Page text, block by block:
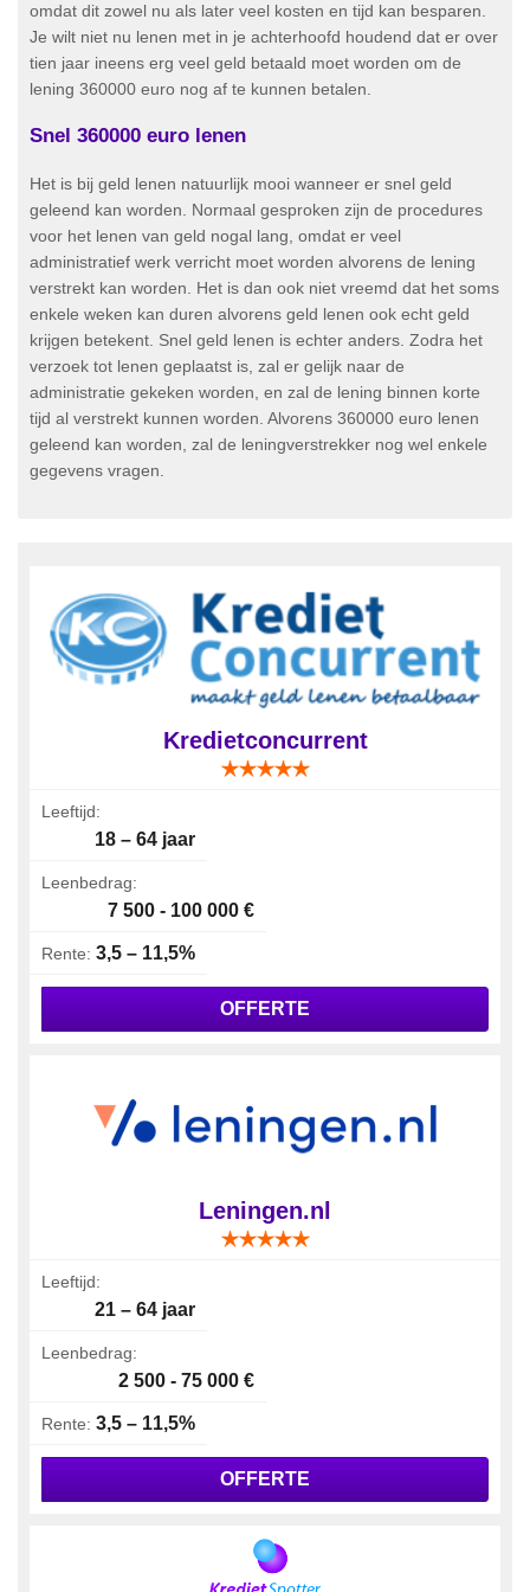
omdat dit zowel nu als later veel kosten en tijd kan besparen.
Je wilt niet nu lenen met in je achterhoofd houdend dat er over
tien jaar ineens erg veel geld betaald moet worden om de
lening 360000 euro nog af te kunnen betalen.
Snel 360000 euro lenen
Het is bij geld lenen natuurlijk mooi wanneer er snel geld
geleend kan worden. Normaal gesproken zijn de procedures
voor het lenen van geld nogal lang, omdat er veel
administratief werk verricht moet worden alvorens de lening
verstrekt kan worden. Het is dan ook niet vreemd dat het soms
enkele weken kan duren alvorens geld lenen ook echt geld
krijgen betekent. Snel geld lenen is echter anders. Zodra het
verzoek tot lenen geplaatst is, zal er gelijk naar de
administratie gekeken worden, en zal de lening binnen korte
tijd al verstrekt kunnen worden. Alvorens 360000 euro lenen
geleend kan worden, zal de leningverstrekker nog wel enkele
gegevens vragen.
Kredietconcurrent
Leeftijd:
18 – 64 jaar
Leenbedrag:
7 500 - 100 000 €
Rente: 3,5 – 11,5%
OFFERTE
Leningen.nl
Leeftijd:
21 – 64 jaar
Leenbedrag:
2 500 - 75 000 €
Rente: 3,5 – 11,5%
OFFERTE